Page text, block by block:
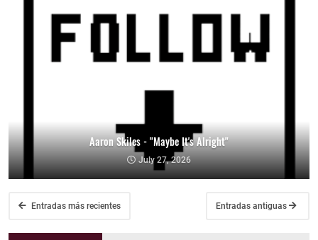
Aaron Skiles - "Maybe It's Alright"
July 27, 2026
Entradas más recientes Entradas antiguas